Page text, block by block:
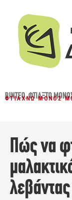
ΒΊΝΤΕΟ,ΦΤΙΆΞΤΟ
ΦΤΙΆΧΝΩ ΜΌΝΟΣ
Πώς να